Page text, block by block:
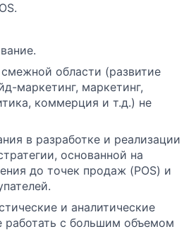
области (развитие
маркетинг, маркетинг,
коммерция и т.д.) не
в разработке и реализации
основанной на
до точек продаж (POS) и
и аналитические
работать с большим объемом